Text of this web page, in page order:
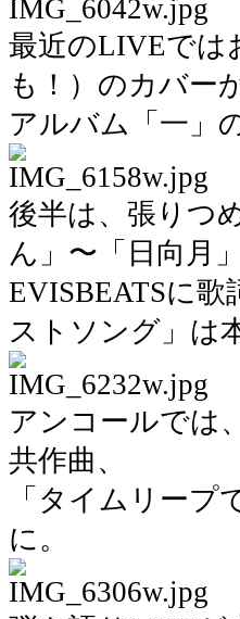
最近のLIVEでは
も！）のカバー
アルバム「一」
後半は、張りつ
ん」〜「日向月
EVISBEATSに
ストソング」は
アンコールでは
共作曲、
「タイムリー
に。